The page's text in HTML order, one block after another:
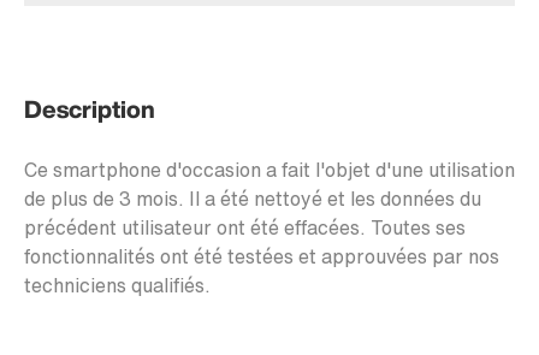
Description
Ce smartphone d'occasion a fait l'objet d'une utilisation
de plus de 3 mois. Il a été nettoyé et les données du
précédent utilisateur ont été effacées. Toutes ses
fonctionnalités ont été testées et approuvées par nos
techniciens qualifiés.